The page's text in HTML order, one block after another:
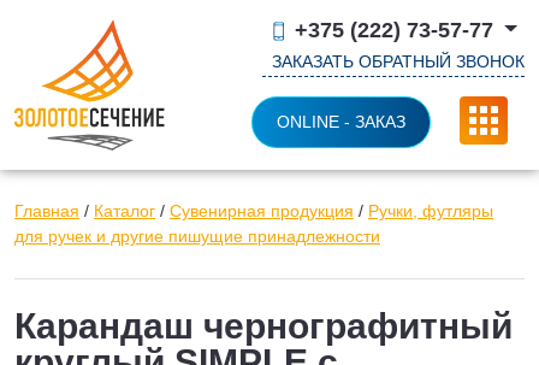
+375 (222) 73-57-77
ЗАКАЗАТЬ ОБРАТНЫЙ ЗВОНОК
ONLINE - ЗАКАЗ
Главная / Каталог / Сувенирная продукция / Ручки, футляры
для ручек и другие пишущие принадлежности
Карандаш чернографитный